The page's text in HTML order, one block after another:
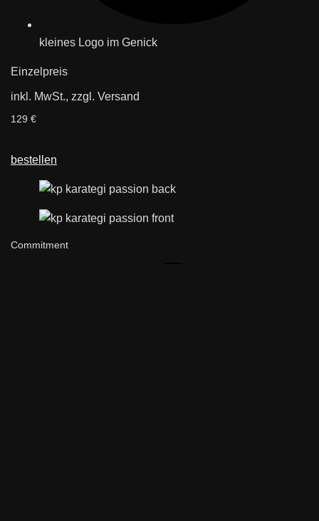
kleines Logo im Genick
Einzelpreis
inkl. MwSt., zzgl. Versand
129 €
bestellen
Commitment